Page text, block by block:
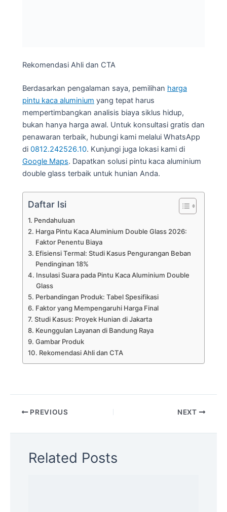
Rekomendasi Ahli dan CTA
Berdasarkan pengalaman saya, pemilihan harga
pintu kaca aluminium yang tepat harus
mempertimbangkan analisis biaya siklus hidup,
bukan hanya harga awal. Untuk konsultasi gratis dan
penawaran terbaik, hubungi kami melalui WhatsApp
di 0812.242526.10. Kunjungi juga lokasi kami di
Google Maps. Dapatkan solusi pintu kaca aluminium
double glass terbaik untuk hunian Anda.
Daftar Isi
Pendahuluan
Harga Pintu Kaca Aluminium Double Glass 2026:
Faktor Penentu Biaya
Efisiensi Termal: Studi Kasus Pengurangan Beban
Pendinginan 18%
Insulasi Suara pada Pintu Kaca Aluminium Double
Glass
Perbandingan Produk: Tabel Spesifikasi
Faktor yang Mempengaruhi Harga Final
Studi Kasus: Proyek Hunian di Jakarta
Keunggulan Layanan di Bandung Raya
Gambar Produk
Rekomendasi Ahli dan CTA
PREVIOUS NEXT
Related Posts